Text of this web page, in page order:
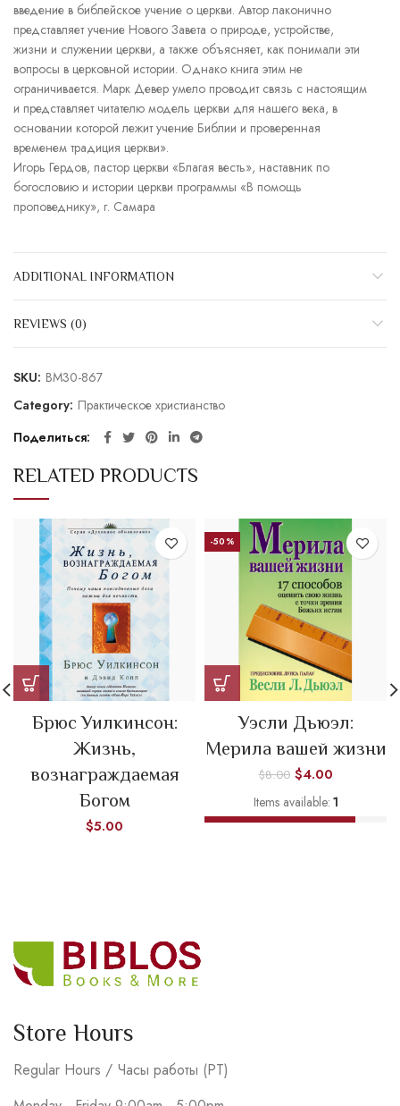
введение в библейское учение о церкви. Автор лаконично
представляет учение Нового Завета о природе, устройстве,
жизни и служении церкви, а также объясняет, как понимали эти
вопросы в церковной истории. Однако книга этим не
ограничивается. Марк Девер умело проводит связь с настоящим
и представляет читателю модель церкви для нашего века, в
основании которой лежит учение Библии и проверенная
временем традиция церкви».
Игорь Гердов, пастор церкви «Благая весть», наставник по
богословию и истории церкви программы «В помощь
проповеднику», г. Самара
ADDITIONAL INFORMATION
REVIEWS (0)
SKU: BM30-867
Category: Практическое христианство
Поделиться
RELATED PRODUCTS
Брюс Уилкинсон:
Жизнь,
вознаграждаемая
Богом
$5.00
-50%
Уэсли Дьюэл:
Мерила вашей жизни
$8.00 $4.00
Items available: 1
Store Hours
Regular Hours / Часы работы (PT)